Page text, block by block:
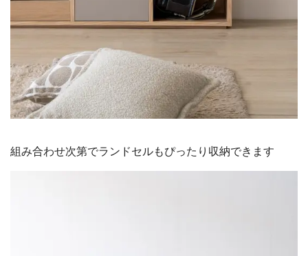
組み合わせ次第でランドセルもぴったり収納できます